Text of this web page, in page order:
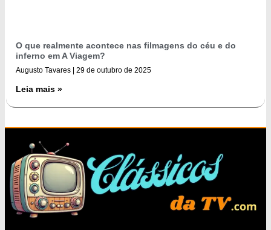
O que realmente acontece nas filmagens do céu e do
inferno em A Viagem?
Augusto Tavares 29 de outubro de 2025
Leia mais »